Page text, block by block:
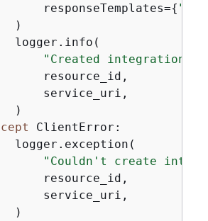
responseTemplates=
{
)
logger.info(
"Created integration
resource_id,
service_uri,
)
ClientError:
logger.exception(
"Couldn't create
resource_id,
service_uri,
)